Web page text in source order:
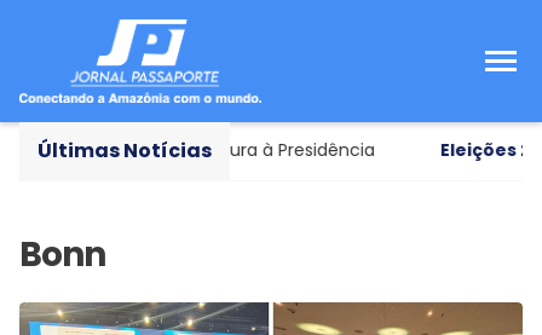
Últimas Notícias
como vice em chapa pura à Presidência Eleições